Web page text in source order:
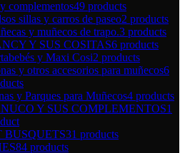
complementos49 products
sillas y carros de paseo2 products
y muñecos de trapo.3 products
Y SUS COSITAS6 products
y Maxi Cosi2 products
y otros accesorios para muñecos6
y Parques para Muñecos4 products
Y SUS COMPLEMENTOS1
BUSQUETS31 products
84 products